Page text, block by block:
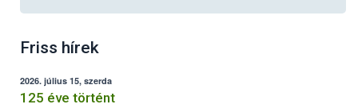
Friss hírek
2026. július 15, szerda
125 éve történt